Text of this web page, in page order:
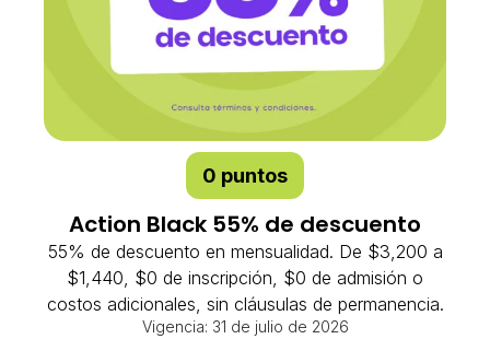
0 puntos
Action Black 55% de descuento
55% de descuento en mensualidad. De $3,200 a
$1,440, $0 de inscripción, $0 de admisión o
costos adicionales, sin cláusulas de permanencia.
Vigencia: 31 de julio de 2026